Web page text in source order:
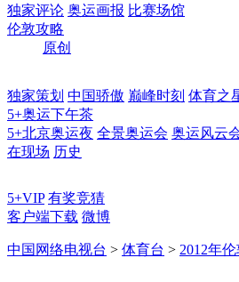
独家评论 奥运画报 比赛场馆
伦敦攻略
原创
独家策划 中国骄傲 巅峰时刻 体育之
5+奥运下午茶
5+北京奥运夜 全景奥运会 奥运风云
在现场 历史
5+VIP 有奖竞猜
客户端下载 微博
中国网络电视台 > 体育台 > 2012年